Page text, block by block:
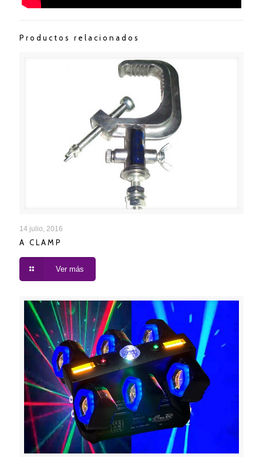
Productos relacionados
14 julio, 2016
A CLAMP
Ver más